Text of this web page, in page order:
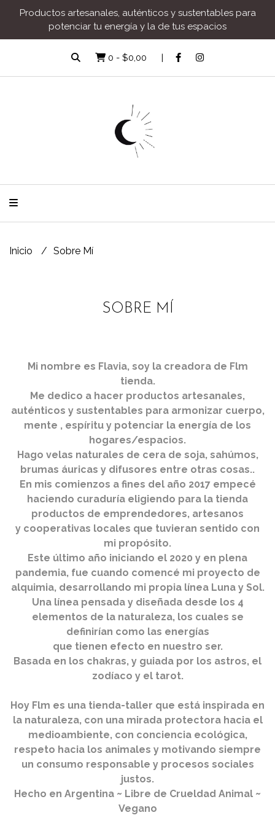
Productos artesanales, auténticos y sustentables para
potenciar tu energía y la de tus espacios
0 - $0,00
Inicio Sobre Mí
SOBRE MÍ
Mi nombre es Flavia, soy la creadora de Flm
tienda.
Me dedico a hacer productos artesanales,
auténticos y sustentables para armonizar cuerpo,
mente , espíritu y potenciar la energía de los
hogares/espacios.
Hago velas naturales de cera de soja, sahúmos,
brumas áuricas y difusores entre otras cosas..
En mis comienzos a fines del año 2017 empecé
haciendo curaduría eligiendo para la tienda
productos de emprendedores, artesanos
y cooperativas locales que tuvieran sentido con
mi propósito.
Este último año iniciando el 2020 y en plena
pandemia, fue cuando comencé mi proyecto de
alquimia, desarrollando mi propia línea Luna y Sol.
Una línea pensada y diseñada desde los 4
elementos de la naturaleza, los cuales se
definirían como las energías
que tienen efecto en nuestro ser.
Basada en los chakras, y guiada por los astros, el
zodíaco y el tarot.
Hoy Flm es una tienda-taller que está inspirada en
la naturaleza, con una mirada protectora hacia el
medioambiente, con conciencia ecológica,
respeto hacia los animales y motivando siempre
un consumo responsable y procesos sociales
justos.
Hecho en Argentina ~ Libre de Crueldad Animal ~
Vegano